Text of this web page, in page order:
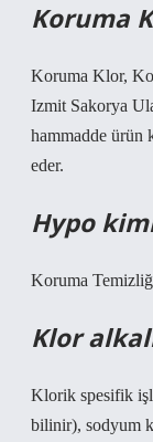
Koruma
Koruma Klor,
Izmit Sakorya
hammadde ürün
eder.
Hypo
Koruma
Klor
Klorik spesifik
bilinir), sodyum